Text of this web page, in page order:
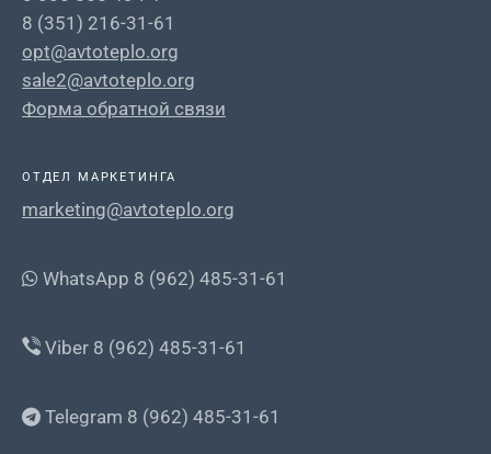
8 (351) 216-31-61
opt@avtoteplo.org
sale2@avtoteplo.org
Форма обратной связи
ОТДЕЛ МАРКЕТИНГА
marketing@avtoteplo.org
WhatsApp 8 (962) 485-31-61
Viber 8 (962) 485-31-61
Telegram 8 (962) 485-31-61